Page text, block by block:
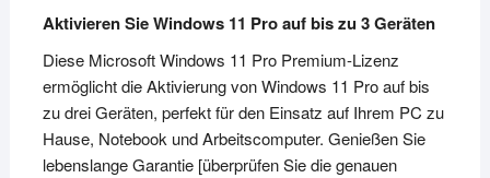
Aktivieren Sie Windows 11 Pro auf bis zu 3 Geräten
Diese Microsoft Windows 11 Pro Premium-Lizenz
ermöglicht die Aktivierung von Windows 11 Pro auf bis
zu drei Geräten, perfekt für den Einsatz auf Ihrem PC zu
Hause, Notebook und Arbeitscomputer. Genießen Sie
lebenslange Garantie [überprüfen Sie die genauen